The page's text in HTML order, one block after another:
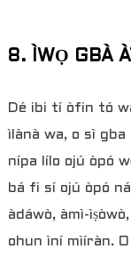
8. ÌWỌ GBÀ
Dé ibi tí òfin tó
ìlànà wa, o sì
nípa lílo ojú òpó
bá fi sí ojú òpó
àdáwò, àmì-
ohun ìní mìíràn.